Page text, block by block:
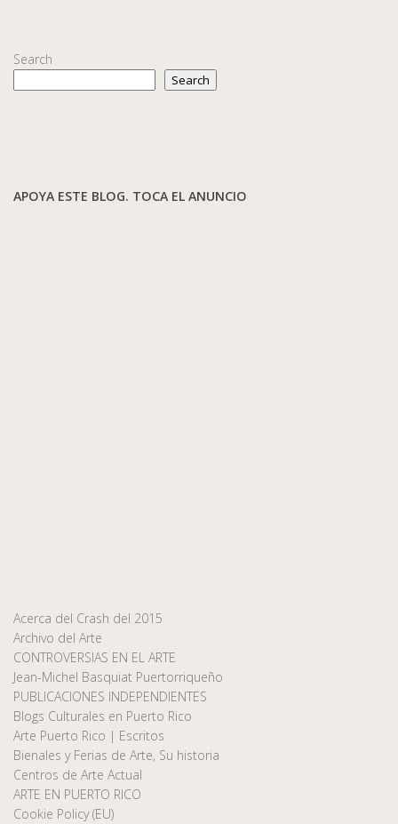
Search
Search
APOYA ESTE BLOG. TOCA EL ANUNCIO
Acerca del Crash del 2015
Archivo del Arte
CONTROVERSIAS EN EL ARTE
Jean-Michel Basquiat Puertorriqueño
PUBLICACIONES INDEPENDIENTES
Blogs Culturales en Puerto Rico
Arte Puerto Rico | Escritos
Bienales y Ferias de Arte, Su historia
Centros de Arte Actual
ARTE EN PUERTO RICO
Cookie Policy (EU)